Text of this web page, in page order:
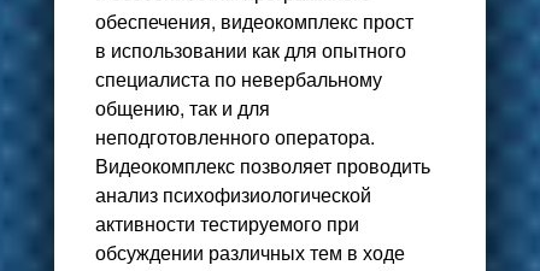
обеспечения, видеокомплекс прост
в использовании как для опытного
специалиста по невербальному
общению, так и для
неподготовленного оператора.
Видеокомплекс позволяет проводить
анализ психофизиологической
активности тестируемого при
обсуждении различных тем в ходе